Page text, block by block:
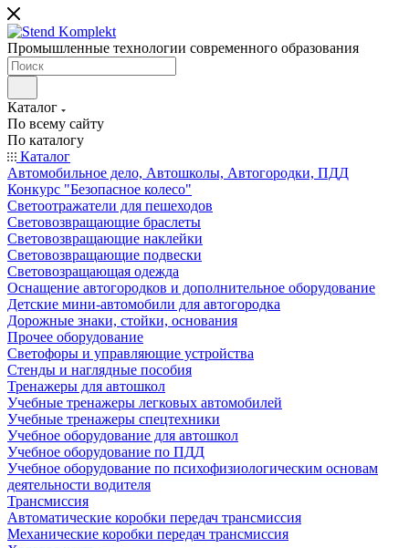
Промышленные технологии современного образования
Каталог
По всему сайту
По каталогу
Каталог
Автомобильное дело, Автошколы, Автогородки, ПДД
Конкурс "Безопасное колесо"
Светоотражатели для пешеходов
Световозвращающие браслеты
Световозвращающие наклейки
Световозвращающие подвески
Световозращающая одежда
Оснащение автогородков и дополнительное оборудование
Детские мини-автомобили для автогородка
Дорожные знаки, стойки, основания
Прочее оборудование
Светофоры и управляющие устройства
Стенды и наглядные пособия
Тренажеры для автошкол
Учебные тренажеры легковых автомобилей
Учебные тренажеры спецтехники
Учебное оборудование для автошкол
Учебное оборудование по ПДД
Учебное оборудование по психофизиологическим основам
деятельности водителя
Трансмиссия
Автоматические коробки передач трансмиссия
Механические коробки передач трансмиссия